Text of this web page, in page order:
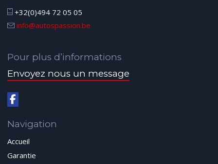
+32(0)494 72 05 05
info@autospassion.be
Pour plus d’informations
Envoyez nous un message
Navigation
Accueil
Garantie